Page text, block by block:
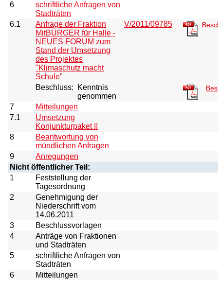
6
schriftliche Anfragen von
Stadträten
6.1
Anfrage der Fraktion
MitBÜRGER für Halle -
NEUES FORUM zum
Stand der Umsetzung
des Projektes
"Klimaschutz macht
Schule"
V/2011/09785
Beschluss:
Kenntnis
genommen
7
Mitteilungen
7.1
Umsetzung
Konjunkturpaket II
8
Beantwortung von
mündlichen Anfragen
9
Anregungen
Nicht öffentlicher Teil:
1
Feststellung der
Tagesordnung
2
Genehmigung der
Niederschrift vom
14.06.2011
3
Beschlussvorlagen
4
Anträge von Fraktionen
und Stadträten
5
schriftliche Anfragen von
Stadträten
6
Mitteilungen